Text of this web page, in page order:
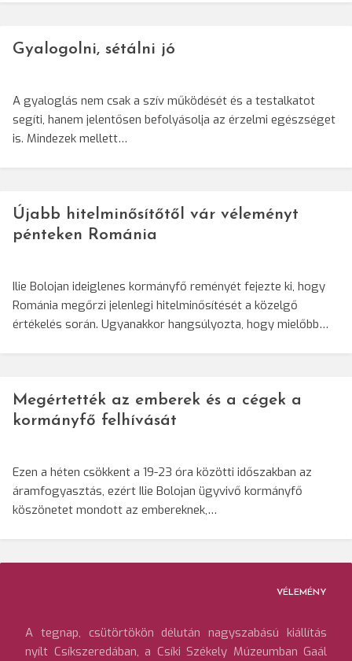
Gyalogolni, sétálni jó
A gyaloglás nem csak a szív működését és a testalkatot
segíti, hanem jelentősen befolyásolja az érzelmi egészséget
is. Mindezek mellett…
Újabb hitelminősítőtől vár véleményt
pénteken Románia
Ilie Bolojan ideiglenes kormányfő reményét fejezte ki, hogy
Románia megőrzi jelenlegi hitelminősítését a közelgő
értékelés során. Ugyanakkor hangsúlyozta, hogy mielőbb…
Megértették az emberek és a cégek a
kormányfő felhívását
Ezen a héten csökkent a 19-23 óra közötti időszakban az
áramfogyasztás, ezért Ilie Bolojan ügyvivő kormányfő
köszönetet mondott az embereknek,…
VÉLEMÉNY
A tegnap, csütörtökön délután nagyszabású kiállítás
nyílt Csíkszeredában, a Csíki Székely Múzeumban Gaál